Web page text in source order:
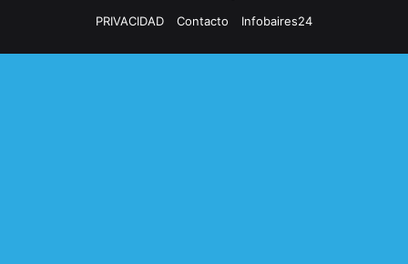
PRIVACIDAD
Contacto Infobaires24